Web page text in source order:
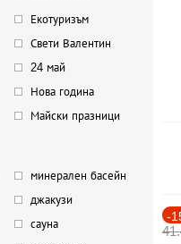
Екотуризъм
Свети Валентин
24 май
Нова година
Майски празници
минерален басейн
джакузи
сауна
-